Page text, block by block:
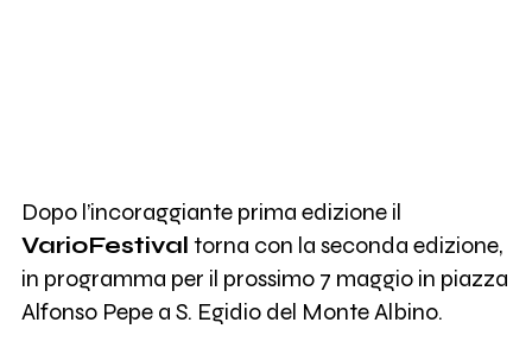
Dopo l’incoraggiante prima edizione il
VarioFestival torna con la seconda edizione,
in programma per il prossimo 7 maggio in piazza
Alfonso Pepe a S. Egidio del Monte Albino.